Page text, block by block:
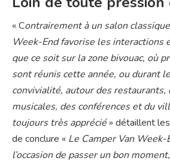
« Contrairement à un salon
Week-End favorise les interactions
que ce soit sur la zone bivouac, où
sont réunis cette année, ou durant
convivialité, autour des restaurants,
musicales, des conférences et du
toujours très apprécié» détaillent
de conclure « Le Camper Van Week-
l’occasion de passer un bon